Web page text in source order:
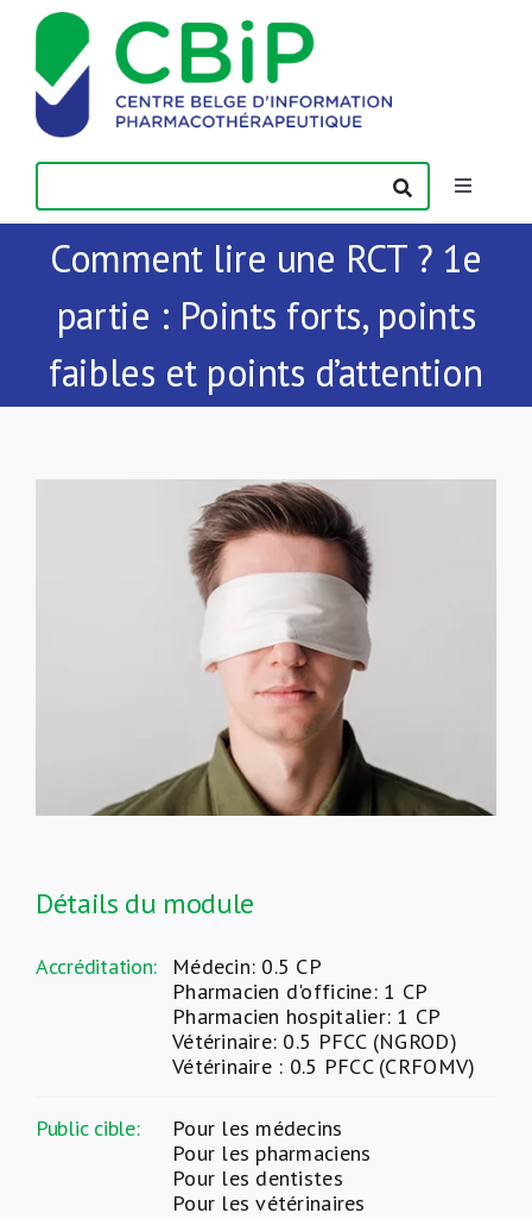
Passer
contenu
Toggle
Actualités
Publications
Formations
Contact
Comment lire une RCT ? 1e
partie : Points forts, points
faibles et points d’attention
Détails du module
Accréditation:
Médecin: 0.5 CP
Pharmacien d'officine: 1 CP
Pharmacien hospitalier: 1 CP
Vétérinaire: 0.5 PFCC (NGROD)
Vétérinaire : 0.5 PFCC (CRFOMV)
Public cible:
Pour les médecins
Pour les pharmaciens
Pour les dentistes
Pour les vétérinaires